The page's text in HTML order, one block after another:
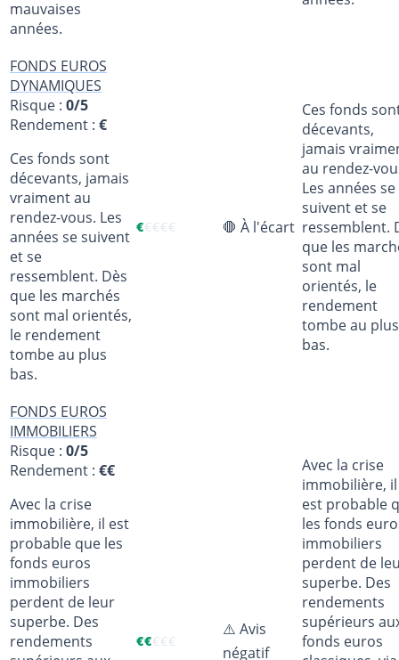
mauvaises
années.
FONDS EUROS
DYNAMIQUES
Risque : 0/5
Rendement : €
Ces fonds sont
décevants, jamais
vraiment au
rendez-vous. Les
années se suivent
et se
ressemblent. Dès
que les marchés
sont mal orientés,
le rendement
tombe au plus
bas.
€€€€€ 🛑 À l'écart
Ces fonds
décevants,
jamais
au rendez-
Les années se
suivent et se
ressemblent.
que les
sont mal
orientés, le
rendement
tombe au plus
bas.
FONDS EUROS
IMMOBILIERS
Risque : 0/5
Rendement : €€
Avec la crise
immobilière, il est
probable que les
fonds euros
immobiliers
perdent de leur
superbe. Des
rendements
€€€€€
⚠️ Avis
négatif
Avec la crise
immobilière, il
est probable
les fonds
immobiliers
perdent de
superbe. Des
rendements
supérieurs
fonds euros